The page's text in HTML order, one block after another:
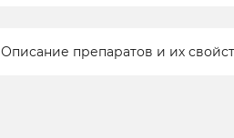
Описание препаратов и их